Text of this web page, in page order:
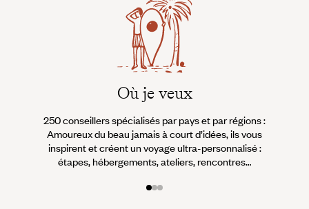
Où je veux
250 conseillers spécialisés par pays et par régions :
Amoureux du beau jamais à court d’idées, ils vous
inspirent et créent un voyage ultra-personnalisé :
étapes, hébergements, ateliers, rencontres…